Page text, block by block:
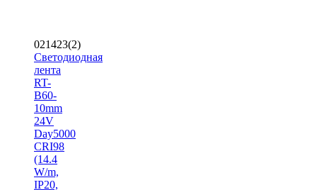
021423(2)
Светодиодная
лента
RT-
B60-
10mm
24V
Day5000
CRI98
(14.4
W/m,
IP20,